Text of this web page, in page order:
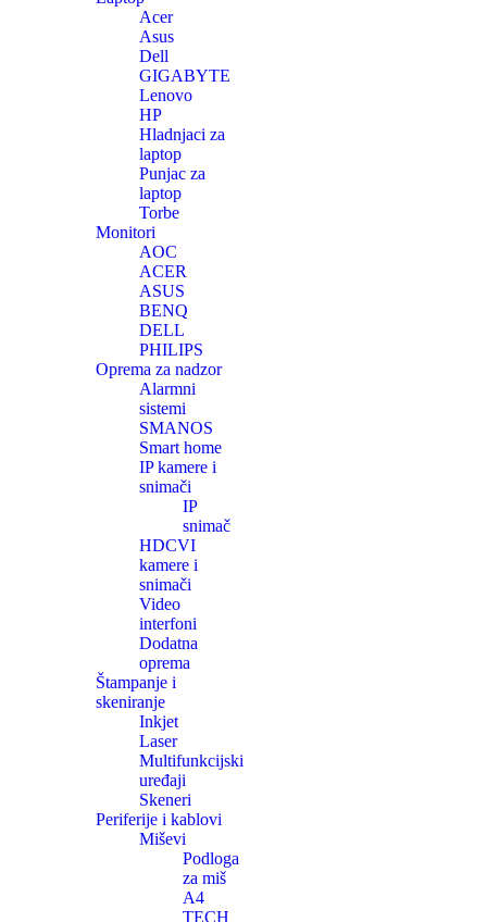
Acer
Asus
Dell
GIGABYTE
Lenovo
HP
Hladnjaci za
laptop
Punjac za
laptop
Torbe
Monitori
AOC
ACER
ASUS
BENQ
DELL
PHILIPS
Oprema za nadzor
Alarmni
sistemi
SMANOS
Smart home
IP kamere i
snimači
IP
snimač
HDCVI
kamere i
snimači
Video
interfoni
Dodatna
oprema
Štampanje i
skeniranje
Inkjet
Laser
Multifunkcijski
uređaji
Skeneri
Periferije i kablovi
Miševi
Podloga
za miš
A4
TECH